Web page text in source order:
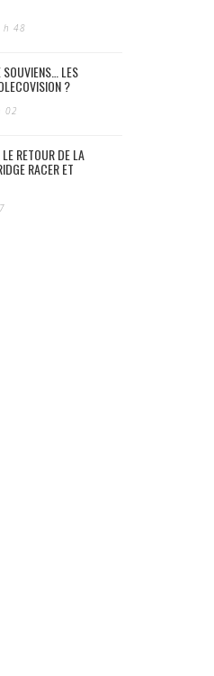
h 48
LES
?
02
RETOUR DE LA
RACER ET